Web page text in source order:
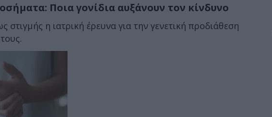
Ποια γονίδια αυξάνουν τον κίνδυνο
στιγμής η ιατρική έρευνα για την γενετική προδιάθεση